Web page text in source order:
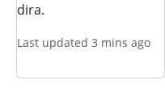
dira.
Last updated 3 mins ago